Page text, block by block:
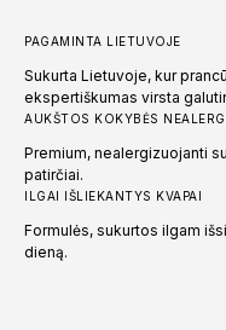
PAGAMINTA LIETUVOJE
Sukurta Lietuvoje, kur
ekspertiškumas virsta
AUKŠTOS KOKYBĖS
Premium, nealergizuojanti
patirčiai.
ILGAI IŠLIEKANTYS KVAPAI
Formulės, sukurtos ilgam
dieną.